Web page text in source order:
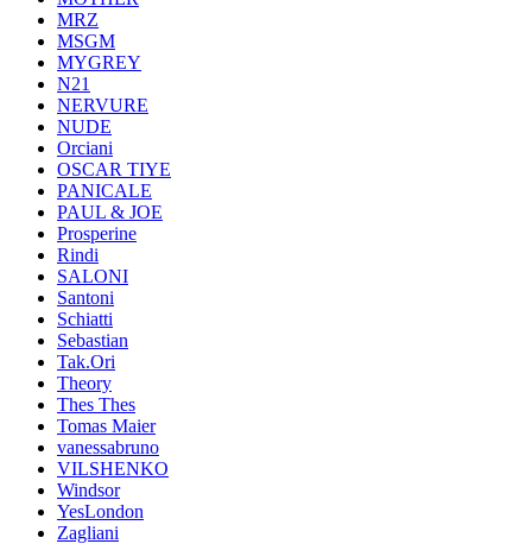
MRZ
MSGM
MYGREY
N21
NERVURE
NUDE
Orciani
OSCAR TIYE
PANICALE
PAUL & JOE
Prosperine
Rindi
SALONI
Santoni
Schiatti
Sebastian
Tak.Ori
Theory
Thes Thes
Tomas Maier
vanessabruno
VILSHENKO
Windsor
YesLondon
Zagliani